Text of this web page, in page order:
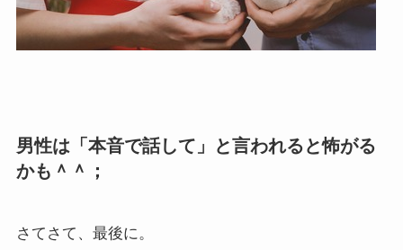
男性は「本音で話して」と言われると怖がる
かも＾＾；
さてさて、最後に。